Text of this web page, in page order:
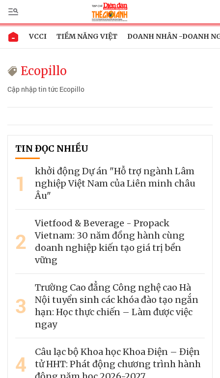
VCCI TIỀM NĂNG VIỆT DOANH NHÂN -DOANH
Ecopillo
Cập nhập tin tức Ecopillo
TIN ĐỌC NHIỀU
1
khởi động Dự án "Hỗ trợ ngành Lâm
nghiệp Việt Nam của Liên minh châu
Âu"
2
Vietfood & Beverage - Propack
Vietnam: 30 năm đồng hành cùng
doanh nghiệp kiến tạo giá trị bền
vững
3
Trường Cao đẳng Công nghệ cao Hà
Nội tuyển sinh các khóa đào tạo ngắn
hạn: Học thực chiến – Làm được việc
ngay
4
Câu lạc bộ Khoa học Khoa Điện – Điện
tử HHT: Phát động chương trình hành